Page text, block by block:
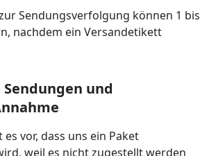
Sendungsverfolgung können 1 bis
nachdem ein Versandetikett
und
vor, dass uns ein Paket
weil es nicht zugestellt werden